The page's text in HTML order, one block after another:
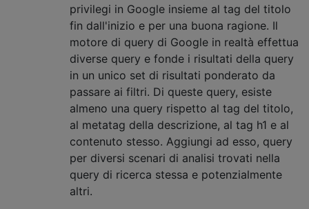
privilegi in Google insieme al tag del titolo
fin dall'inizio e per una buona ragione. Il
motore di query di Google in realtà effettua
diverse query e fonde i risultati della query
in un unico set di risultati ponderato da
passare ai filtri. Di queste query, esiste
almeno una query rispetto al tag del titolo,
al metatag della descrizione, al tag h1 e al
contenuto stesso. Aggiungi ad esso, query
per diversi scenari di analisi trovati nella
query di ricerca stessa e potenzialmente
altri.